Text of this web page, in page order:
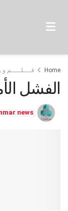
Home قــــلـــــم
الفشل
news